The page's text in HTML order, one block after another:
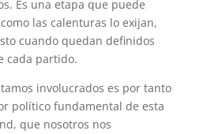
Es una etapa que puede
las calenturas lo exijan,
cuando quedan definidos
cada partido.
involucrados es por tanto
político fundamental de esta
que nosotros nos